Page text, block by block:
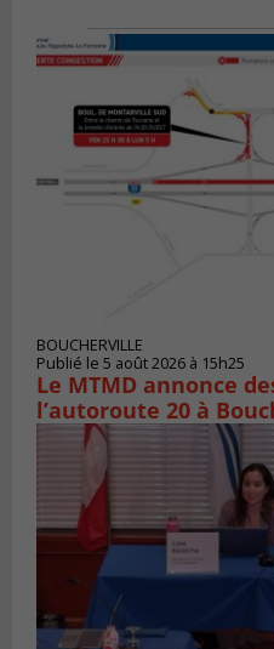
BOUCHERVILLE
Publié le 5 août 2026 à 15h25
Le MTMD annonce
l’autoroute 20 à